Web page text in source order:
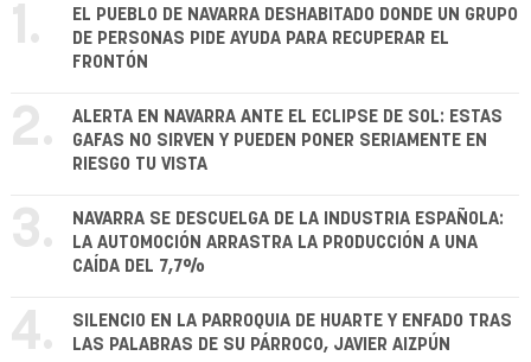
1.
EL PUEBLO DE NAVARRA DESHABITADO DONDE UN GRUPO
DE PERSONAS PIDE AYUDA PARA RECUPERAR EL
FRONTÓN
2.
ALERTA EN NAVARRA ANTE EL ECLIPSE DE SOL: ESTAS
GAFAS NO SIRVEN Y PUEDEN PONER SERIAMENTE EN
RIESGO TU VISTA
3.
NAVARRA SE DESCUELGA DE LA INDUSTRIA ESPAÑOLA:
LA AUTOMOCIÓN ARRASTRA LA PRODUCCIÓN A UNA
CAÍDA DEL 7,7%
4.
SILENCIO EN LA PARROQUIA DE HUARTE Y ENFADO TRAS
LAS PALABRAS DE SU PÁRROCO, JAVIER AIZPÚN